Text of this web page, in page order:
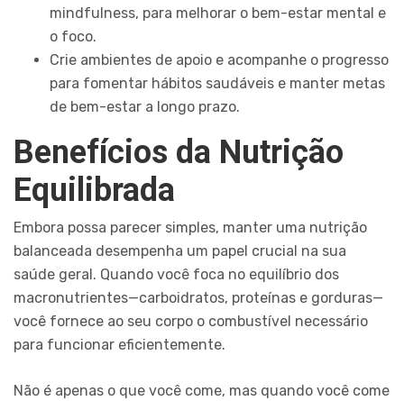
mindfulness, para melhorar o bem-estar mental e
o foco.
Crie ambientes de apoio e acompanhe o progresso
para fomentar hábitos saudáveis e manter metas
de bem-estar a longo prazo.
Benefícios da Nutrição
Equilibrada
Embora possa parecer simples, manter uma nutrição
balanceada desempenha um papel crucial na sua
saúde geral. Quando você foca no equilíbrio dos
macronutrientes—carboidratos, proteínas e gorduras—
você fornece ao seu corpo o combustível necessário
para funcionar eficientemente.
Não é apenas o que você come, mas quando você come